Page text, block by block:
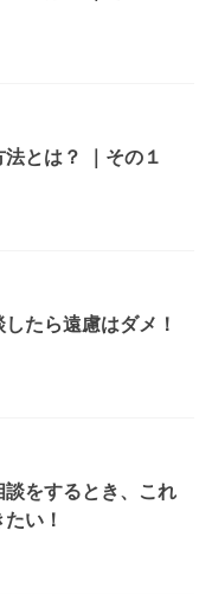
とは？ ｜その１
たら遠慮はダメ！
をするとき、これ
い！